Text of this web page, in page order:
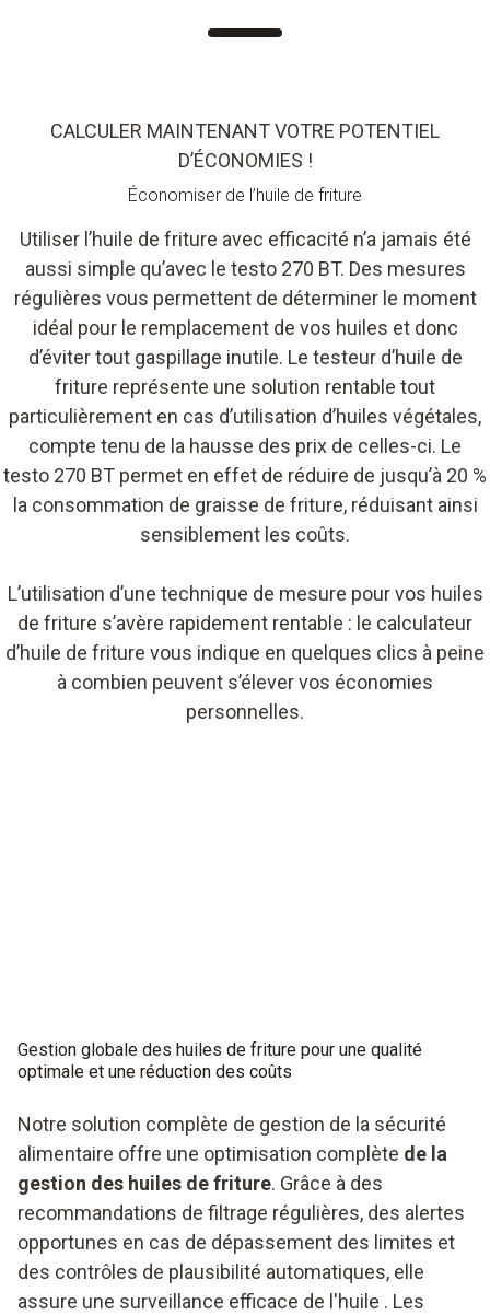
CALCULER MAINTENANT VOTRE POTENTIEL
D’ÉCONOMIES !
Économiser de l’huile de friture
Utiliser l’huile de friture avec efficacité n’a jamais été
aussi simple qu’avec le testo 270 BT. Des mesures
régulières vous permettent de déterminer le moment
idéal pour le remplacement de vos huiles et donc
d’éviter tout gaspillage inutile. Le testeur d’huile de
friture représente une solution rentable tout
particulièrement en cas d’utilisation d’huiles végétales,
compte tenu de la hausse des prix de celles-ci. Le
testo 270 BT permet en effet de réduire de jusqu’à 20 %
la consommation de graisse de friture, réduisant ainsi
sensiblement les coûts.
L’utilisation d’une technique de mesure pour vos huiles
de friture s’avère rapidement rentable : le calculateur
d’huile de friture vous indique en quelques clics à peine
à combien peuvent s’élever vos économies
personnelles.
Gestion globale des huiles de friture pour une qualité
optimale et une réduction des coûts
Notre solution complète de gestion de la sécurité
alimentaire offre une optimisation complète de la
gestion des huiles de friture. Grâce à des
recommandations de filtrage régulières, des alertes
opportunes en cas de dépassement des limites et
des contrôles de plausibilité automatiques, elle
assure une surveillance efficace de l'huile . Les